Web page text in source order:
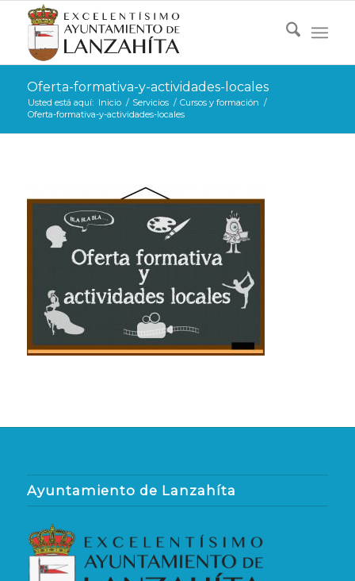
Oferta-formativa-y-actividades-locales
Usted está aquí: Inicio / Servicios / Cursos y formación /
Oferta-formativa-y-actividades-locales
Ayuntamiento de Lanzahíta